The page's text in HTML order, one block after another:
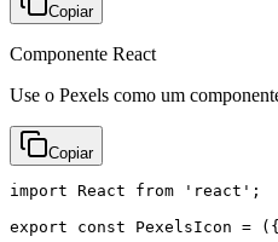
Copiar
Componente React
Use o Pexels como um
Copiar
import React from 'react';
export const PexelsIcon =